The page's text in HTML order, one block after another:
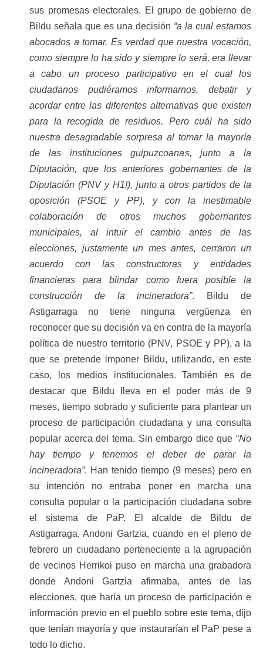
sus promesas electorales. El grupo de gobierno de
Bildu señala que es una decisión “a la cual estamos
abocados a tomar. Es verdad que nuestra vocación,
como siempre lo ha sido y siempre lo será, era llevar
a cabo un proceso participativo en el cual los
ciudadanos pudiéramos informarnos, debatir y
acordar entre las diferentes alternativas que existen
para la recogida de residuos. Pero cuál ha sido
nuestra desagradable sorpresa al tomar la mayoría
de las instituciones guipuzcoanas, junto a la
Diputación, que los anteriores gobernantes de la
Diputación (PNV y H1!), junto a otros partidos de la
oposición (PSOE y PP), y con la inestimable
colaboración de otros muchos gobernantes
municipales, al intuir el cambio antes de las
elecciones, justamente un mes antes, cerraron un
acuerdo con las constructoras y entidades
financieras para blindar como fuera posible la
construcción de la incineradora”. Bildu de
Astigarraga no tiene ninguna vergüenza en
reconocer que su decisión va en contra de la mayoría
política de nuestro territorio (PNV, PSOE y PP), a la
que se pretende imponer Bildu, utilizando, en este
caso, los medios institucionales. También es de
destacar que Bildu lleva en el poder más de 9
meses, tiempo sobrado y suficiente para plantear un
proceso de participación ciudadana y una consulta
popular acerca del tema. Sin embargo dice que “No
hay tiempo y tenemos el deber de parar la
incineradora”. Han tenido tiempo (9 meses) pero en
su intención no entraba poner en marcha una
consulta popular o la participación ciudadana sobre
el sistema de PaP. El alcalde de Bildu de
Astigarraga, Andoni Gartzia, cuando en el pleno de
febrero un ciudadano perteneciente a la agrupación
de vecinos Herrikoi puso en marcha una grabadora
donde Andoni Gartzia afirmaba, antes de las
elecciones, que haría un proceso de participación e
información previo en el pueblo sobre este tema, dijo
que tenían mayoría y que instaurarían el PaP pese a
todo lo dicho.